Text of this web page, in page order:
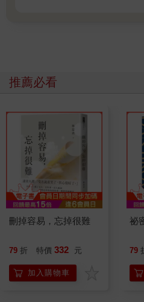
推薦必看
刪掉容易，忘掉很難
79 折 特價 332 元
加入購物車
祕
79